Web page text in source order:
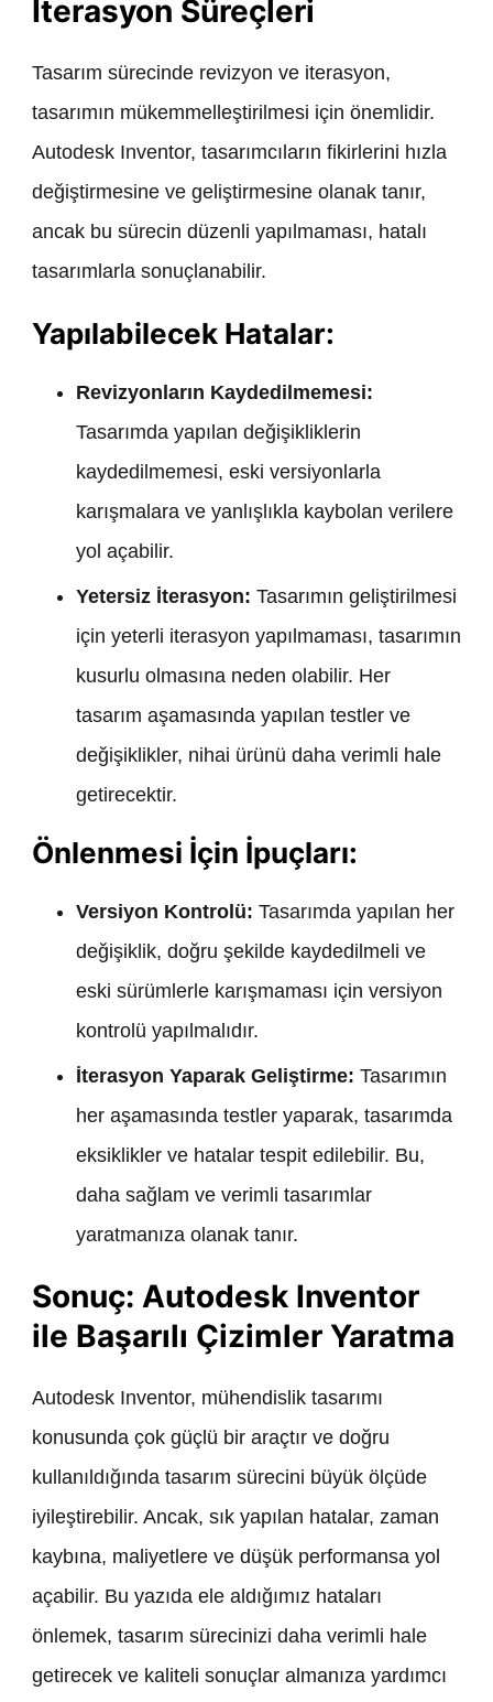
İterasyon Süreçleri
Tasarım sürecinde revizyon ve iterasyon,
tasarımın mükemmelleştirilmesi için önemlidir.
Autodesk Inventor, tasarımcıların fikirlerini hızla
değiştirmesine ve geliştirmesine olanak tanır,
ancak bu sürecin düzenli yapılmaması, hatalı
tasarımlarla sonuçlanabilir.
Yapılabilecek Hatalar:
Revizyonların Kaydedilmemesi:
Tasarımda yapılan değişikliklerin
kaydedilmemesi, eski versiyonlarla
karışmalara ve yanlışlıkla kaybolan verilere
yol açabilir.
Yetersiz İterasyon: Tasarımın geliştirilmesi
için yeterli iterasyon yapılmaması, tasarımın
kusurlu olmasına neden olabilir. Her
tasarım aşamasında yapılan testler ve
değişiklikler, nihai ürünü daha verimli hale
getirecektir.
Önlenmesi İçin İpuçları:
Versiyon Kontrolü: Tasarımda yapılan her
değişiklik, doğru şekilde kaydedilmeli ve
eski sürümlerle karışmaması için versiyon
kontrolü yapılmalıdır.
İterasyon Yaparak Geliştirme: Tasarımın
her aşamasında testler yaparak, tasarımda
eksiklikler ve hatalar tespit edilebilir. Bu,
daha sağlam ve verimli tasarımlar
yaratmanıza olanak tanır.
Sonuç: Autodesk Inventor
ile Başarılı Çizimler Yaratma
Autodesk Inventor, mühendislik tasarımı
konusunda çok güçlü bir araçtır ve doğru
kullanıldığında tasarım sürecini büyük ölçüde
iyileştirebilir. Ancak, sık yapılan hatalar, zaman
kaybına, maliyetlere ve düşük performansa yol
açabilir. Bu yazıda ele aldığımız hataları
önlemek, tasarım sürecinizi daha verimli hale
getirecek ve kaliteli sonuçlar almanıza yardımcı